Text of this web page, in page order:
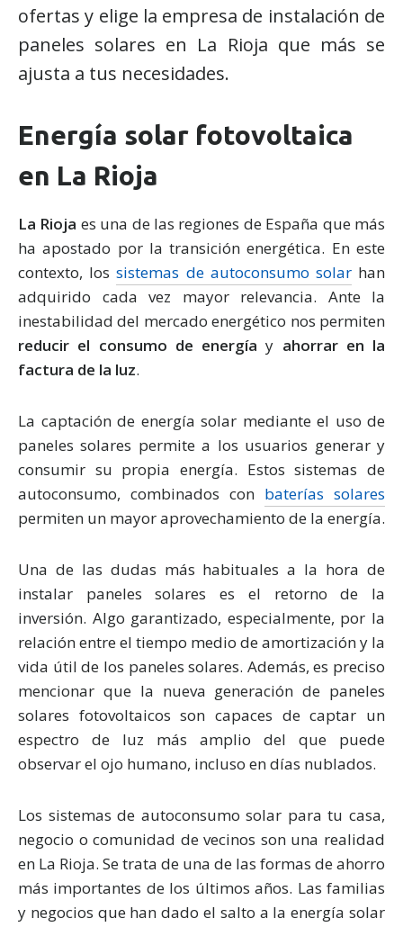
ofertas y elige la empresa de instalación de
paneles solares en La Rioja que más se
ajusta a tus necesidades.
Energía solar fotovoltaica
en La Rioja
La Rioja es una de las regiones de España que más
ha apostado por la transición energética. En este
contexto, lossistemas de autoconsumo solarhan
adquirido cada vez mayor relevancia. Ante la
inestabilidad del mercado energético nos permiten
reducir el consumo de energía y ahorrar en la
factura de la luz.
La captación de energía solar mediante el uso de
paneles solares permite a los usuarios generar y
consumir su propia energía. Estos sistemas de
autoconsumo, combinados con baterías solares
permiten un mayor aprovechamiento de la energía.
Una de las dudas más habituales a la hora de
instalar paneles solares es el retorno de la
inversión. Algo garantizado, especialmente, por la
relación entre el tiempo medio de amortización y la
vida útil de los paneles solares. Además, es preciso
mencionar que la nueva generación de paneles
solares fotovoltaicos son capaces de captar un
espectro de luz más amplio del que puede
observar el ojo humano, incluso en días nublados.
Los sistemas de autoconsumo solar para tu casa,
negocio o comunidad de vecinos son una realidad
en La Rioja. Se trata de una de las formas de ahorro
más importantes de los últimos años. Las familias
y negocios que han dado el salto a la energía solar